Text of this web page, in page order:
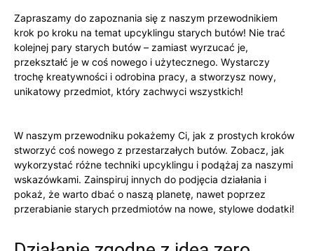
Zapraszamy do zapoznania się ⁣z naszym przewodnikiem
krok⁤ po kroku na temat upcyklingu starych butów! ⁢Nie trać⁤
kolejnej pary ⁢starych butów –⁣ zamiast wyrzucać ⁣je,
przekształć je w coś ​nowego ⁢i ​użytecznego. ​Wystarczy
trochę kreatywności i odrobina pracy, a stworzysz nowy,
unikatowy⁢ przedmiot,​ który⁣ zachwyci ⁣wszystkich!
W naszym przewodniku pokażemy Ci, jak z‌ prostych kroków‌
stworzyć⁤ coś nowego z przestarzałych​ butów.⁢ Zobacz,⁢ jak
wykorzystać różne techniki upcyklingu​ i‍ podążaj za‍ naszymi
wskazówkami. Zainspiruj ‍innych⁣ do podjęcia działania i
pokaż, że warto dbać o naszą planetę, ⁣nawet poprzez
przerabianie starych przedmiotów na nowe, stylowe‌ dodatki!